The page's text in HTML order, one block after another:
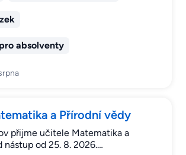
absolventy
a Přírodní vědy
přijme učitele Matematika a
nástup od 25. 8. 2026.…